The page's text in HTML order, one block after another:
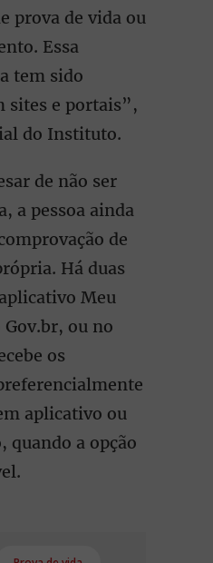
prova de vida ou
Essa
tem sido
sites e portais”,
do Instituto.
de não ser
a pessoa ainda
de
Há duas
Meu
ou no
os
aplicativo ou
quando a opção